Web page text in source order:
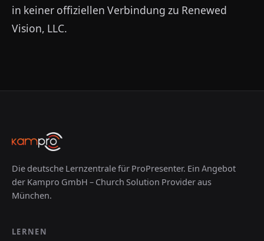
in keiner offiziellen Verbindung zu Renewed
Vision, LLC.
Die deutsche Lernzentrale für ProPresenter. Ein Angebot
der Kampro GmbH – Church Solution Provider aus
München.
LERNEN